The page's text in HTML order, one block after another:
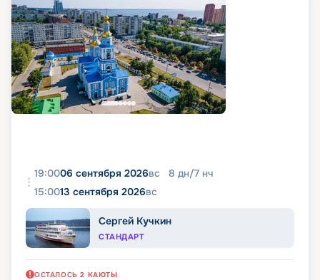
19:0006 сентября 2026вс 8 дн/7 нч
15:0013 сентября 2026вс
Сергей Кучкин
СТАНДАРТ
ОСТАЛОСЬ 2 КАЮТЫ